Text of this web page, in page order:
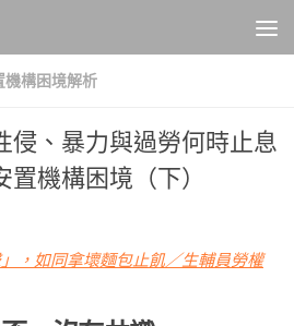
機構困境解析
侵、暴力與過勞何時止息
機構困境（下）
，如同拿壞麵包止飢／生輔員勞權